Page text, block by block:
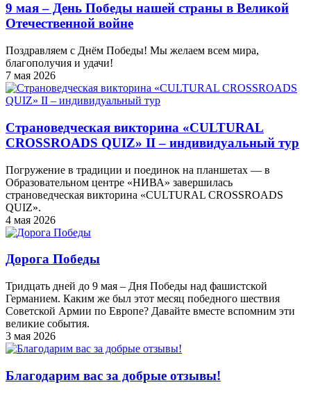
9 мая – День Победы нашей страны в Великой
Отечественной войне
Поздравляем с Днём Победы! Мы желаем всем мира,
благополучия и удачи!
7 мая 2026
Страноведческая викторина «CULTURAL
CROSSROADS QUIZ» II – индивидуальный тур
Погружение в традиции и поединок на планшетах — в
Образовательном центре «НИВА» завершилась
страноведческая викторина «CULTURAL CROSSROADS
QUIZ».
4 мая 2026
Дорога Победы
Тридцать дней до 9 мая – Дня Победы над фашистской
Германием. Каким же был этот месяц победного шествия
Советской Армии по Европе? Давайте вместе вспомним эти
великие события.
3 мая 2026
Благодарим вас за добрые отзывы!